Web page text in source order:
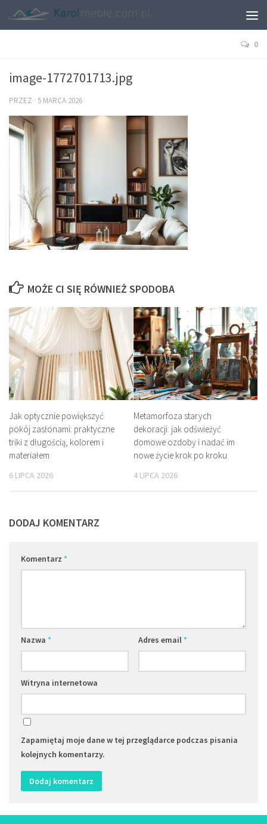
0
image-1772701713.jpg
PRZEZ · 5 MARCA 2026
MOŻE CI SIĘ RÓWNIEŻ SPODOBA
Jak optycznie powiększyć
pokój zasłonami: praktyczne
triki z długością, kolorem i
materiałem
6 LIPCA 2026
Metamorfoza starych
dekoracji: jak odświeżyć
domowe ozdoby i nadać im
nowe życie krok po kroku
4 LIPCA 2026
DODAJ KOMENTARZ
Komentarz *
Nazwa * Adres email*
Witryna internetowa
Zapamiętaj moje dane w tej przeglądarce podczas pisania
kolejnych komentarzy.